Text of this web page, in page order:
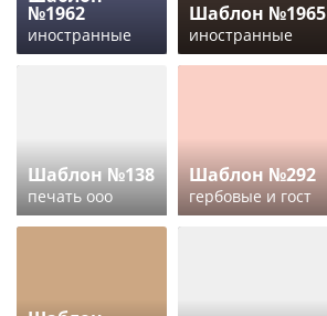
№1962
иностранные
Шаблон №1965
иностранные
Шаблон №138
печать ооо
Шаблон №292
гербовые и гост